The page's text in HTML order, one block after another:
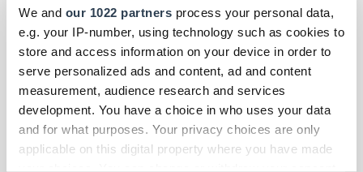
We and our 1022 partners process your personal data,
e.g. your IP-number, using technology such as cookies to
store and access information on your device in order to
serve personalized ads and content, ad and content
measurement, audience research and services
development. You have a choice in who uses your data
and for what purposes. Your privacy choices are only
applicable on this digital property where you have made
Foto: © Jeep
Elektromobilität für Handwerk & Mittelstand - Themen-Specials